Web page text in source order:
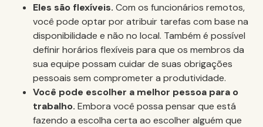
Eles são flexíveis. Com os funcionários remotos,
você pode optar por atribuir tarefas com base na
disponibilidade e não no local. Também é possível
definir horários flexíveis para que os membros da
sua equipe possam cuidar de suas obrigações
pessoais sem comprometer a produtividade.
Você pode escolher a melhor pessoa para o
trabalho. Embora você possa pensar que está
fazendo a escolha certa ao escolher alguém que